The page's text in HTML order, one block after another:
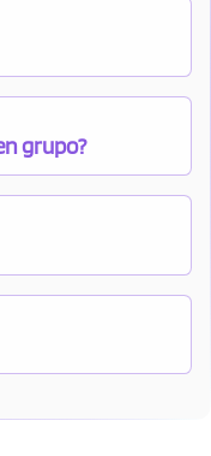
grupo?